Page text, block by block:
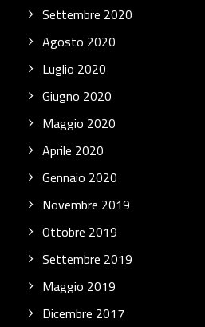
Settembre 2020
Agosto 2020
Luglio 2020
Giugno 2020
Maggio 2020
Aprile 2020
Gennaio 2020
Novembre 2019
Ottobre 2019
Settembre 2019
Maggio 2019
Dicembre 2017